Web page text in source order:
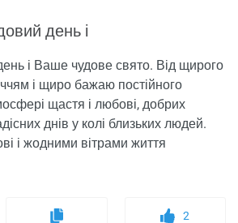
день і
і Ваше чудове свято. Від щирого
і щиро бажаю постійного
щастя і любові, добрих
днів у колі близьких людей.
і жодними вітрами життя
2